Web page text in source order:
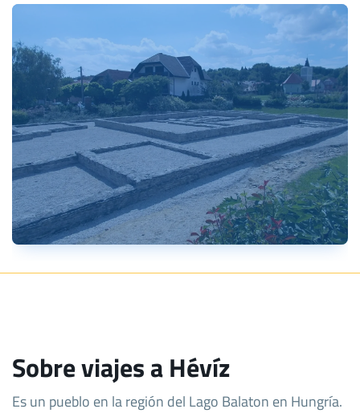
Sobre viajes a Hévíz
Es un pueblo en la región del Lago Balaton en Hungría.